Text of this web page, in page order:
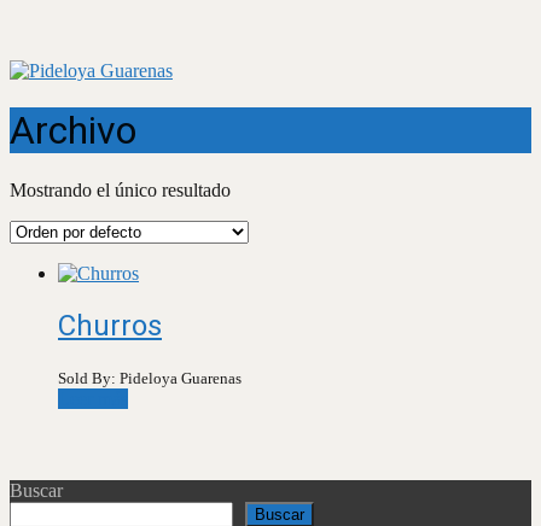
Archivo
Mostrando el único resultado
Churros
Sold By: Pideloya Guarenas
Buscar
Buscar